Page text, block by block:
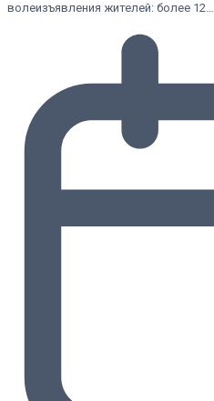
волеизъявления жителей: более 12…